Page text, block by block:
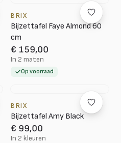
BRIX
Bijzettafel Faye Almond 60
cm
€ 159,00
In 2 maten
Op voorraad
BRIX
Bijzettafel Amy Black
€ 99,00
In 2 kleuren